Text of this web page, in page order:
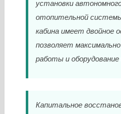
установки
отопительной
кабина имеет двойное
позволяет
работы и оборудование
Капитальное